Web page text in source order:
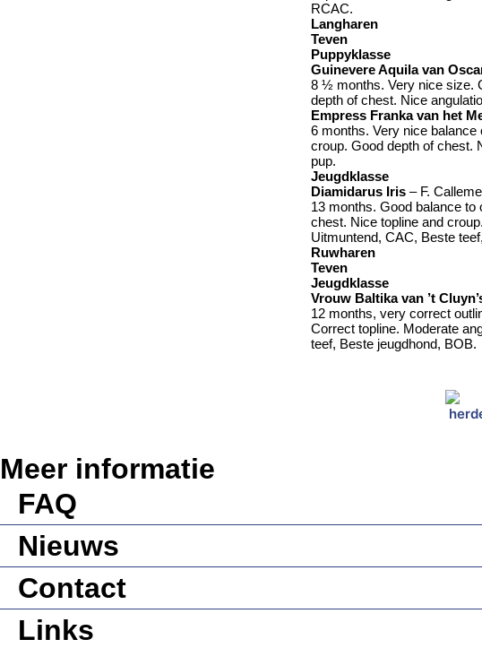
RCAC.
Langharen
Teven
Puppyklasse
Guinevere Aquila van
8 ½ months. Very nice size.
depth of chest. Nice
Empress Franka van het
6 months. Very nice balance
croup. Good depth of chest.
pup.
Jeugdklasse
Diamidarus Iris – F.
13 months. Good balance to
chest. Nice topline and
Uitmuntend, CAC, Beste
Ruwharen
Teven
Jeugdklasse
Vrouw Baltika van ’t
12 months, very correct
Correct topline. Moderate
teef, Beste jeugdhond, BOB.
Meer informatie
FAQ
Nieuws
Contact
Links